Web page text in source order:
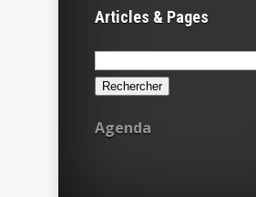
Articles & Pages
Rechercher :
Agenda